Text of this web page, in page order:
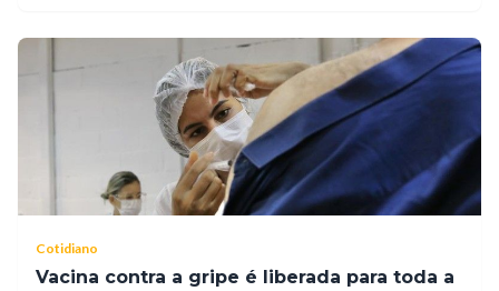
Cotidiano
Vacina contra a gripe é liberada para toda a